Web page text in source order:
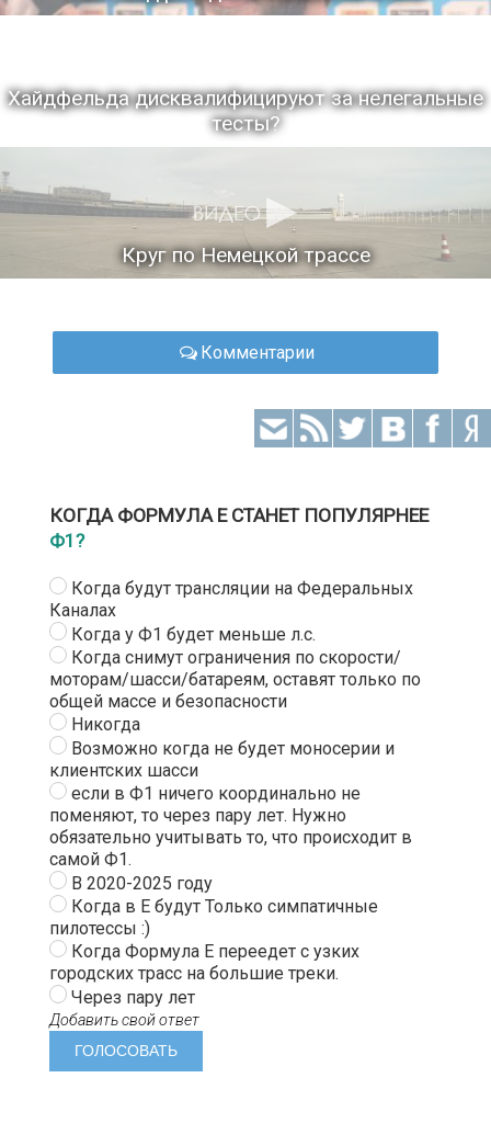
Хайдфельда дисквалифицируют за нелегальные
тесты?
Круг по Немецкой трассе
Комментарии
КОГДА ФОРМУЛА Е СТАНЕТ ПОПУЛЯРНЕЕ
Ф1?
Когда будут трансляции на Федеральных
Каналах
Когда у Ф1 будет меньше л.с.
Когда снимут ограничения по скорости/
моторам/шасси/батареям, оставят только по
общей массе и безопасности
Никогда
Возможно когда не будет моносерии и
клиентских шасси
если в Ф1 ничего координально не
поменяют, то через пару лет. Нужно
обязательно учитывать то, что происходит в
самой Ф1.
В 2020-2025 году
Когда в Е будут Только симпатичные
пилотессы :)
Когда Формула Е переедет с узких
городских трасс на большие треки.
Через пару лет
Добавить свой ответ